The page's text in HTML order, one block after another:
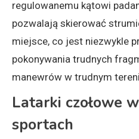
regulowanemu kątowi
pozwalają skierować
miejsce, co jest niezwykle
pokonywania trudnych
manewrów w trudnym
Latarki czołowe
sportach